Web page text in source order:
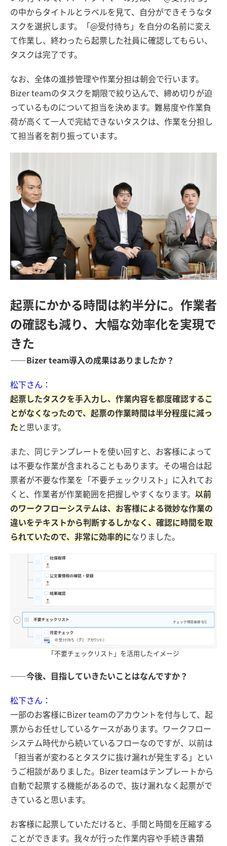
の中からタイトルとラベルを見て、自分ができそうなタ
スクを選択します。「@受付待ち」を自分の名前に変え
て作業し、終わったら起票した社員に確認してもらい、
タスクは完了です。
なお、全体の進捗管理や作業分担は朝会で行います。
Bizer teamのタスクを期限で絞り込んで、締め切りが迫
っているものについて担当を決めます。難易度や作業負
荷が高くて一人で完結できないタスクは、作業を分担し
て担当者を割り振っています。
起票にかかる時間は約半分に。作業者
の確認も減り、大幅な効率化を実現で
きた
――Bizer team導入の成果はありましたか？
松下さん：
起票したタスクを手入力し、作業内容を都度確認するこ
とがなくなったので、起票の作業時間は半分程度に減っ
たと思います。
また、同じテンプレートを使い回すと、お客様によって
は不要な作業が含まれることもあります。その場合は起
票者が不要な作業を「不要チェックリスト」に入れてお
くと、作業者が作業範囲を把握しやすくなります。 以前
のワークフローシステムは、お客様による微妙な作業の
違いをテキストから判断するしかなく、確認に時間を取
られていたので、非常に効率的になりました。
「不要チェックリスト」を活用したイメージ
――今後、目指していきたいことはなんですか？
松下さん：
一部のお客様にBizer teamのアカウントを付与して、起
票からお任せしているケースがあります。ワークフロー
システム時代から続いているフローなのですが、以前は
「担当者が変わるとタスクに抜け漏れが発生する」とい
うご相談がありました。Bizer teamはテンプレートから
自動で起票する機能があるので、抜け漏れなく起票がで
きていると思います。
お客様に起票していただけると、手間と時間を圧縮する
ことができます。我々が行った作業内容や手続き書類